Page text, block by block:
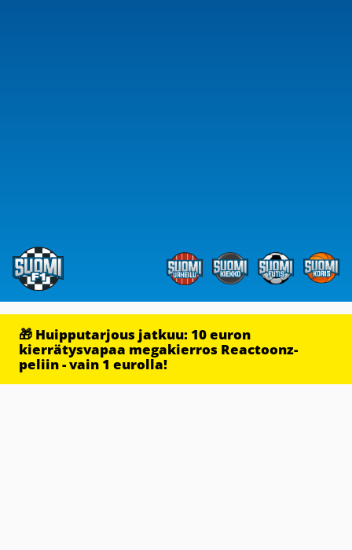
🎁 Huipputarjous jatkuu: 10 euron
kierrätysvapaa megakierros Reactoonz-
peliin - vain 1 eurolla!